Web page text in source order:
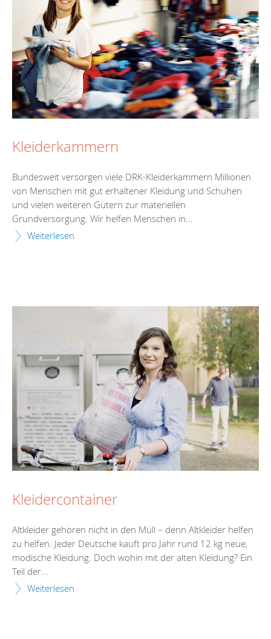
Kleiderkammern
Bundesweit versorgen viele DRK-Kleiderkammern Millionen
von Menschen mit gut erhaltener Kleidung und Schuhen
und vielen weiteren Gütern zur materiellen
Grundversorgung. Wir helfen Menschen in...
Weiterlesen
Kleidercontainer
Altkleider gehören nicht in den Müll – denn Altkleider helfen
zu helfen. Jeder Deutsche kauft pro Jahr rund 12 kg neue,
modische Kleidung. Doch wohin mit der alten Kleidung? Ein
Teil der...
Weiterlesen